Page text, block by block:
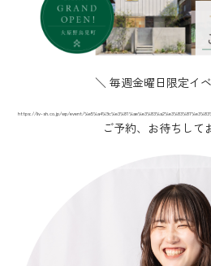
＼ 毎週金曜日限定イ
https://liv-sh.co.jp/wp/event/
ご予約、お待ちして